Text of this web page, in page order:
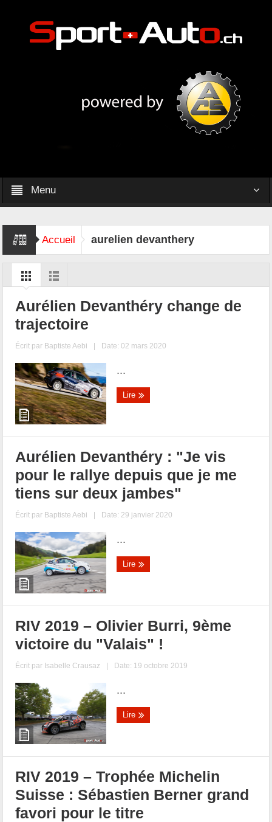
Menu
Accueil aurelien devanthery
Aurélien Devanthéry change de
trajectoire
Écrit par Baptiste Aebi | Date: 02 mars 2020
...
Lire
Aurélien Devanthéry : "Je vis
pour le rallye depuis que je me
tiens sur deux jambes"
Écrit par Baptiste Aebi | Date: 29 janvier 2020
...
Lire
RIV 2019 – Olivier Burri, 9ème
victoire du "Valais" !
Écrit par Isabelle Crausaz | Date: 19 octobre 2019
...
Lire
RIV 2019 – Trophée Michelin
Suisse : Sébastien Berner grand
favori pour le titre